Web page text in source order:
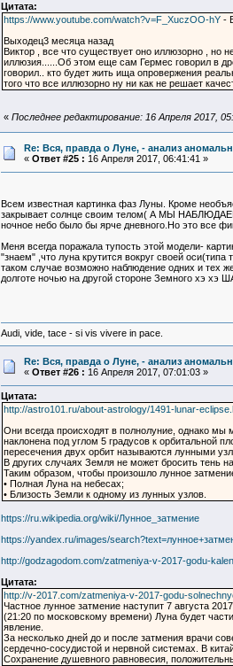
Цитата:
https://www.youtube.com/watch?v=F_XuczOO-hY-
Выходец3 месяца назад
Виктор , все что существует оно иллюзорно , но
иллюзия......Об этом еще сам Гермес говорил в
говорил.. кто будет жить ища опровержения
того что все иллюзорно ну ни как не решает
« Последнее редактирование: 16 Апреля 2017,
Re: Вся, правда о Луне, - анализ
« Ответ #25 : 16 Апреля 2017, 06:41:41 »
Всем известная картинка фаз Луны. Кроме
закрывает солнце своим телом( А МЫ
ночное небо было бы ярче дневного.Но это все
Меня всегда поражала тупость этой модели-
"знаем" ,что луна крутится вокруг своей
таком случае возможно наблюдение одних и
долготе ночью на другой стороне Земного хэ хэ
Audi, vide, tace - si vis vivere in pace.
Re: Вся, правда о Луне, - анализ
« Ответ #26 : 16 Апреля 2017, 07:01:03 »
Цитата:
http://astro101.ru/about-astrology/1491-lunar-
Они всегда происходят в полнолуние, однако
наклонена под углом 5 градусов к орбитальной
пересечения двух орбит называются лунными
В других случаях Земля не может бросить тень
Таким образом, чтобы произошло лунное
• Полная Луна на небесах;
• Близость Земли к одному из лунных узлов.
https://ru.wikipedia.org/wiki/Лунное_затмение
https://yandex.ru/images/
http://godzagodom.com/zatmeniya-v-2017-godu-
Цитата:
http://v-2017.com/zatmeniya-v-2017-godu-
Частное лунное затмение наступит 7 августа
(21:20 по московскому времени) Луна будет
явление.
За несколько дней до и после затмения врачи
сердечно-сосудистой и нервной системах. В
Сохранение душевного равновесия,